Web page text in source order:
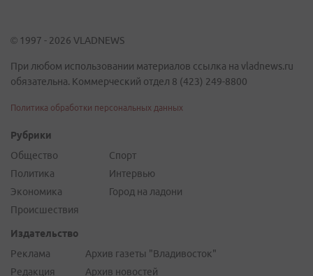
© 1997 - 2026 VLADNEWS
При любом использовании материалов ссылка на vladnews.ru
обязательна. Коммерческий отдел 8 (423) 249-8800
Политика обработки персональных данных
Рубрики
Общество
Политика
Экономика
Происшествия
Спорт
Интервью
Город на ладони
Издательство
Реклама
Редакция
Архив газеты "Владивосток"
Архив новостей